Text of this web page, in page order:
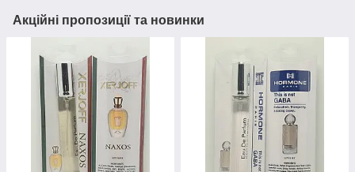
Акційні пропозиції та новинки